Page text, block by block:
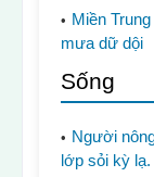
Miền
mưa dữ dội
Sống
Người
lớp sỏi kỳ lạ.